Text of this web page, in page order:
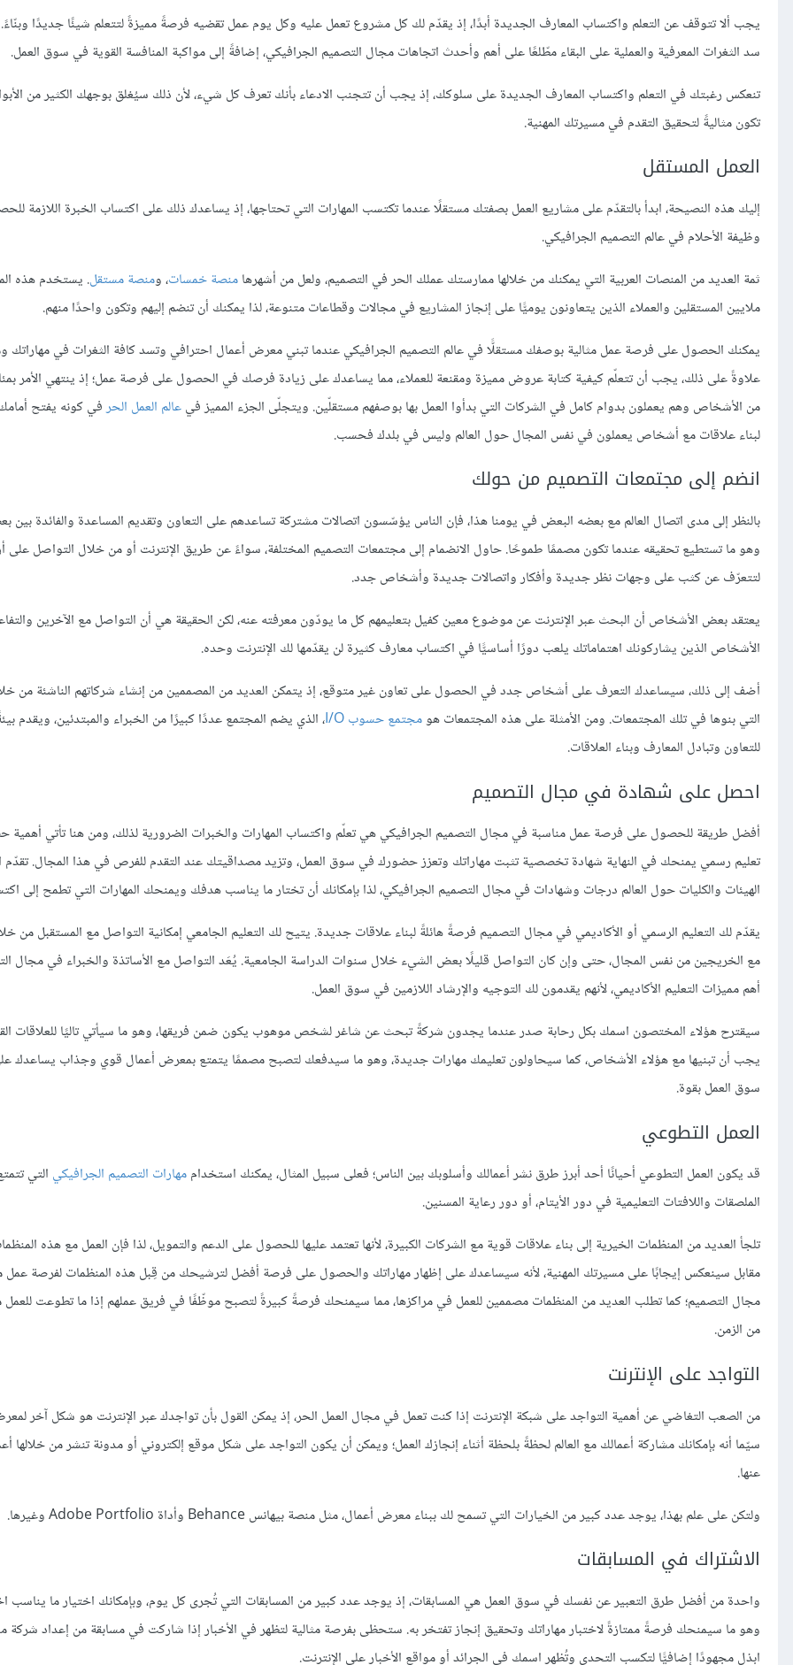
يجب ألا تتوقف عن التعلم واكتساب المعارف الجديدة أبدًا، إذ يقدّم لك كل مشروع تعمل عليه وكل يوم عمل تقضيه فرصةً مميزةً لتتعلم شيئًا جديدًا
سد الثغرات المعرفية والعملية على البقاء مطّلعًا على أهم وأحدث اتجاهات مجال التصميم الجرافيكي، إضافةً إلى مواكبة المنافسة القوية في سوق العمل.
تنعكس رغبتك في التعلم واكتساب المعارف الجديدة على سلوكك، إذ يجب أن تتجنب الادعاء بأنك تعرف كل شيء، لأن ذلك سيُغلق بوجهك الكثير من
تكون مثاليةً لتحقيق التقدم في مسيرتك المهنية.
العمل المستقل
إليك هذه النصيحة، ابدأ بالتقدّم على مشاريع العمل بصفتك مستقلًا عندما تكتسب المهارات التي تحتاجها، إذ يساعدك ذلك على اكتساب الخبرة اللازمة
وظيفة الأحلام في عالم التصميم الجرافيكي.
ثمة العديد من المنصات العربية التي يمكنك من خلالها ممارستك عملك الحر في التصميم، ولعل من أشهرهامنصة خمسات، ومنصة مستقل. يستخدم هذه
ملايين المستقلين والعملاء الذين يتعاونون يوميًّا على إنجاز المشاريع في مجالات وقطاعات متنوعة، لذا يمكنك أن تنضم إليهم وتكون واحدًا منهم.
يمكنك الحصول على فرصة عمل مثالية بوصفك مستقلًّا في عالم التصميم الجرافيكي عندما تبني معرض أعمال احترافي وتسد كافة الثغرات في مهاراتك
علاوةً على ذلك، يجب أن تتعلّم كيفية كتابة عروض مميزة ومقنعة للعملاء، مما يساعدك على زيادة فرصك في الحصول على فرصة عمل؛ إذ ينتهي الأمر
من الأشخاص وهم يعملون بدوام كامل في الشركات التي بدأوا العمل بها بوصفهم مستقلّين. ويتجلّى الجزء المميز فيعالم العمل الحرفي كونه يفتح أمامك
لبناء علاقات مع أشخاص يعملون في نفس المجال حول العالم وليس في بلدك فحسب.
انضم إلى مجتمعات التصميم من حولك
بالنظر إلى مدى اتصال العالم مع بعضه البعض في يومنا هذا، فإن الناس يؤسّسون اتصالات مشتركة تساعدهم على التعاون وتقديم المساعدة والفائدة بين
وهو ما تستطيع تحقيقه عندما تكون مصممًا طموحًا. حاول الانضمام إلى مجتمعات التصميم المختلفة، سواءً عن طريق الإنترنت أو من خلال التواصل على
لتتعرّف عن كثب على وجهات نظر جديدة وأفكار واتصالات جديدة وأشخاص جدد.
يعتقد بعض الأشخاص أن البحث عبر الإنترنت عن موضوع معين كفيل بتعليمهم كل ما يودّون معرفته عنه، لكن الحقيقة هي أن التواصل مع الآخرين
الأشخاص الذين يشاركونك اهتماماتك يلعب دورًا أساسيًّا في اكتساب معارف كثيرة لن يقدّمها لك الإنترنت وحده.
أضف إلى ذلك، سيساعدك التعرف على أشخاص جدد في الحصول على تعاون غير متوقع، إذ يتمكن العديد من المصممين من إنشاء شركاتهم الناشئة من
التي بنوها في تلك المجتمعات. ومن الأمثلة على هذه المجتمعات هومجتمع حسوب I/O
، الذي يضم المجتمع عددًا كبيرًا من الخبراء والمبتدئين، ويقدم
للتعاون وتبادل المعارف وبناء العلاقات.
احصل على شهادة في مجال التصميم
أفضل طريقة للحصول على فرصة عمل مناسبة في مجال التصميم الجرافيكي هي تعلّم واكتساب المهارات والخبرات الضرورية لذلك، ومن هنا تأتي
تعليم رسمي يمنحك في النهاية شهادة تخصصية تثبت مهاراتك وتعزز حضورك في سوق العمل، وتزيد مصداقيتك عند التقدم للفرص في هذا المجال. تقدّم
الهيئات والكليات حول العالم درجات وشهادات في مجال التصميم الجرافيكي، لذا بإمكانك أن تختار ما يناسب هدفك ويمنحك المهارات التي تطمح إلى
يقدّم لك التعليم الرسمي أو الأكاديمي في مجال التصميم فرصةً هائلةً لبناء علاقات جديدة. يتيح لك التعليم الجامعي إمكانية التواصل مع المستقبل من
مع الخريجين من نفس المجال، حتى وإن كان التواصل قليلًا بعض الشيء خلال سنوات الدراسة الجامعية. يُعَد التواصل مع الأساتذة والخبراء في مجال
أهم مميزات التعليم الأكاديمي، لأنهم يقدمون لك التوجيه والإرشاد اللازمين في سوق العمل.
سيقترح هؤلاء المختصون اسمك بكل رحابة صدر عندما يجدون شركةً تبحث عن شاغر لشخص موهوب يكون ضمن فريقها، وهو ما سيأتي تاليًا للعلاقات
يجب أن تبنيها مع هؤلاء الأشخاص، كما سيحاولون تعليمك مهارات جديدة، وهو ما سيدفعك لتصبح مصممًا يتمتع بمعرض أعمال قوي وجذاب يساعدك
سوق العمل بقوة.
العمل التطوعي
قد يكون العمل التطوعي أحيانًا أحد أبرز طرق نشر أعمالك وأسلوبك بين الناس؛ فعلى سبيل المثال، يمكنك استخداممهارات التصميم الجرافيكي التي
الملصقات واللافتات التعليمية في دور الأيتام، أو دور رعاية المسنين.
تلجأ العديد من المنظمات الخيرية إلى بناء علاقات قوية مع الشركات الكبيرة، لأنها تعتمد عليها للحصول على الدعم والتمويل، لذا فإن العمل مع هذه
مقابل سينعكس إيجابًا على مسيرتك المهنية، لأنه سيساعدك على إظهار مهاراتك والحصول على فرصة أفضل لترشيحك من قِبل هذه المنظمات لفرصة عمل
مجال التصميم؛ كما تطلب العديد من المنظمات مصممين للعمل في مراكزها، مما سيمنحك فرصةً كبيرةً لتصبح موظّفًا في فريق عملهم إذا ما تطوعت للعمل
من الزمن.
التواجد على الإنترنت
من الصعب التغاضي عن أهمية التواجد على شبكة الإنترنت إذا كنت تعمل في مجال العمل الحر، إذ يمكن القول بأن تواجدك عبر الإنترنت هو شكل آخر
سيّما أنه بإمكانك مشاركة أعمالك مع العالم لحظةً بلحظة أثناء إنجازك العمل؛ ويمكن أن يكون التواجد على شكل موقع إلكتروني أو مدونة تنشر من خلالها
عنها.
ولتكن على علم بهذا، يوجد عدد كبير من الخيارات التي تسمح لك ببناء معرض أعمال، مثل منصة بيهانس Behance وأداة Adobe Portfolio وغيرها.
الاشتراك في المسابقات
واحدة من أفضل طرق التعبير عن نفسك في سوق العمل هي المسابقات، إذ يوجد عدد كبير من المسابقات التي تُجرى كل يوم، وبإمكانك اختيار ما
وهو ما سيمنحك فرصةً ممتازةً لاختبار مهاراتك وتحقيق إنجاز تفتخر به. ستحظى بفرصة مثالية لتظهر في الأخبار إذا شاركت في مسابقة من إعداد شركة
ابذل مجهودًا إضافيًّا لتكسب التحدي وتُظهر اسمك في الجرائد أو مواقع الأخبار على الإنترنت.